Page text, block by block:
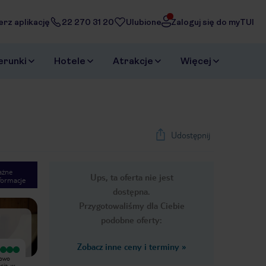
aplikację 22 270 31 20 Ulubione Zaloguj się do myTUI
Hotele Atrakcje Więcej
Udostępnij
Ups, ta oferta nie jest
dostępna.
Przygotowaliśmy dla Ciebie
podobne oferty:
Zobacz inne ceny i terminy »
Next slide
1/9